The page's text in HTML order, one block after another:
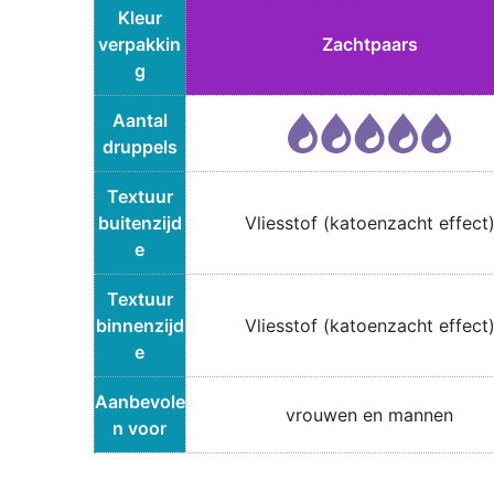
Kleur
verpakkin
g
Zachtpaars
Aantal
druppels
Textuur
buitenzijd
e
Vliesstof (katoenzacht effect)
Textuur
binnenzijd
e
Vliesstof (katoenzacht effect)
Aanbevole
n voor
vrouwen en mannen